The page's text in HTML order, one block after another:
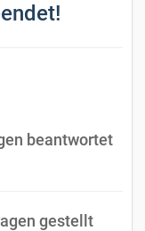
beantwortet
gestellt